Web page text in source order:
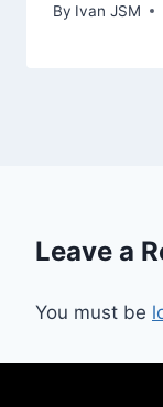
By Ivan JSM
Leave a
You must be